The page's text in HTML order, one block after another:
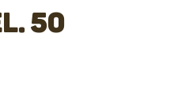
50